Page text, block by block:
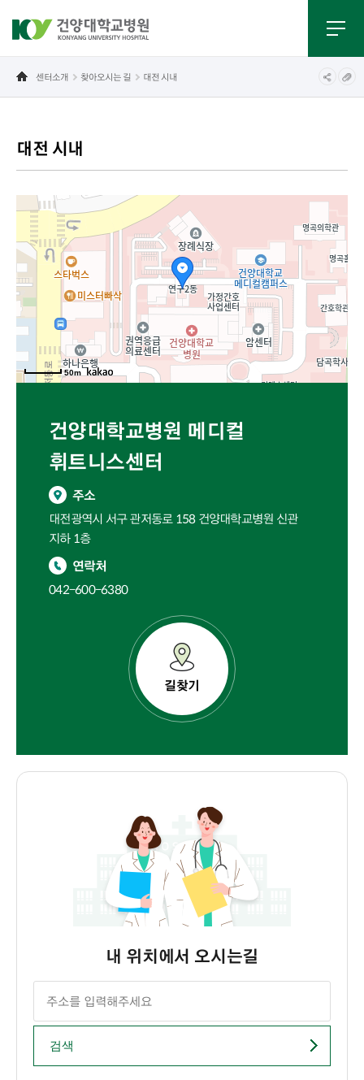
센터소개 찾아오시는 길 대전 시내
대전 시내
50m
건양대학교병원 메디컬
휘트니스센터
주소
대전광역시 서구 관저동로 158 건양대학교병원 신관
지하 1층
연락처
042-600-6380
길찾기
내 위치에서 오시는길
검색